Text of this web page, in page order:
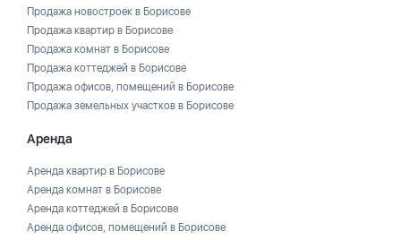
Продажа новостроек в Борисове
Продажа квартир в Борисове
Продажа комнат в Борисове
Продажа коттеджей в Борисове
Продажа офисов, помещений в Борисове
Продажа земельных участков в Борисове
Аренда
Аренда квартир в Борисове
Аренда комнат в Борисове
Аренда коттеджей в Борисове
Аренда офисов, помещений в Борисове